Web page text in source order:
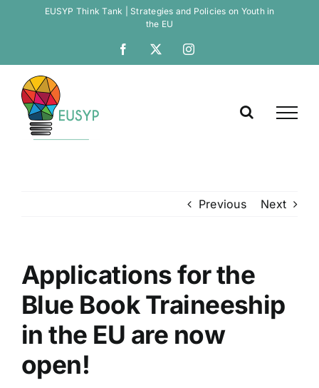
EUSYP Think Tank | Strategies and Policies on Youth in
the EU
Facebook Instagram
Previous Next
Applications for the
Blue Book Traineeship
in the EU are now
open!